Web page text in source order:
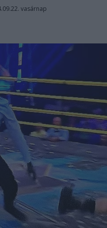
vasárnap